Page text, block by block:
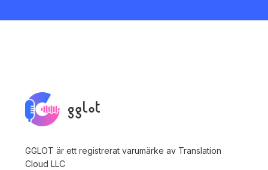
GGLOT är ett registrerat varumärke av Translation
Cloud LLC